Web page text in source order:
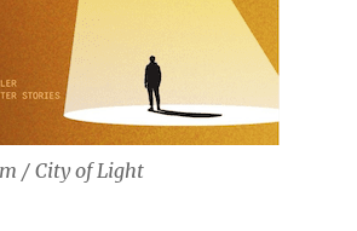
/ City of Light